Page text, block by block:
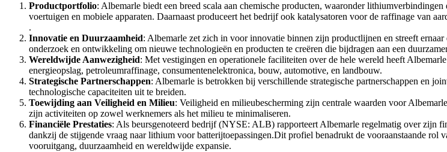
Productportfolio: Albemarle biedt een breed scala aan chemische producten, waaronder
voertuigen en mobiele apparaten. Daarnaast produceert het bedrijf ook katalysatoren voor de raffinage van
.
Innovatie en Duurzaamheid: Albemarle zet zich in voor innovatie binnen zijn productlijnen en streeft
onderzoek en ontwikkeling om nieuwe technologieën en producten te creëren die bijdragen aan een
Wereldwijde Aanwezigheid: Met vestigingen en operationele faciliteiten over de hele wereld heeft
energieopslag, petroleumraffinage, consumentenelektronica, bouw, automotive, en landbouw.
Strategische Partnerschappen: Albemarle is betrokken bij verschillende strategische partnerschappen en
technologische capaciteiten uit te breiden.
Toewijding aan Veiligheid en Milieu: Veiligheid en milieubescherming zijn centrale waarden voor
zijn activiteiten op zowel werknemers als het milieu te minimaliseren.
Financiële Prestaties: Als beursgenoteerd bedrijf (NYSE: ALB) rapporteert Albemarle regelmatig over zijn
dankzij de stijgende vraag naar lithium voor batterijtoepassingen.Dit profiel benadrukt de vooraanstaande rol
vooruitgang, duurzaamheid en wereldwijde expansie.